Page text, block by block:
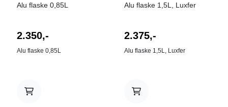
Alu flaske 0,85L
2.350,-
Alu flaske 0,85L
Alu flaske 1,5L, Luxfer
2.375,-
Alu flaske 1,5L, Luxfer